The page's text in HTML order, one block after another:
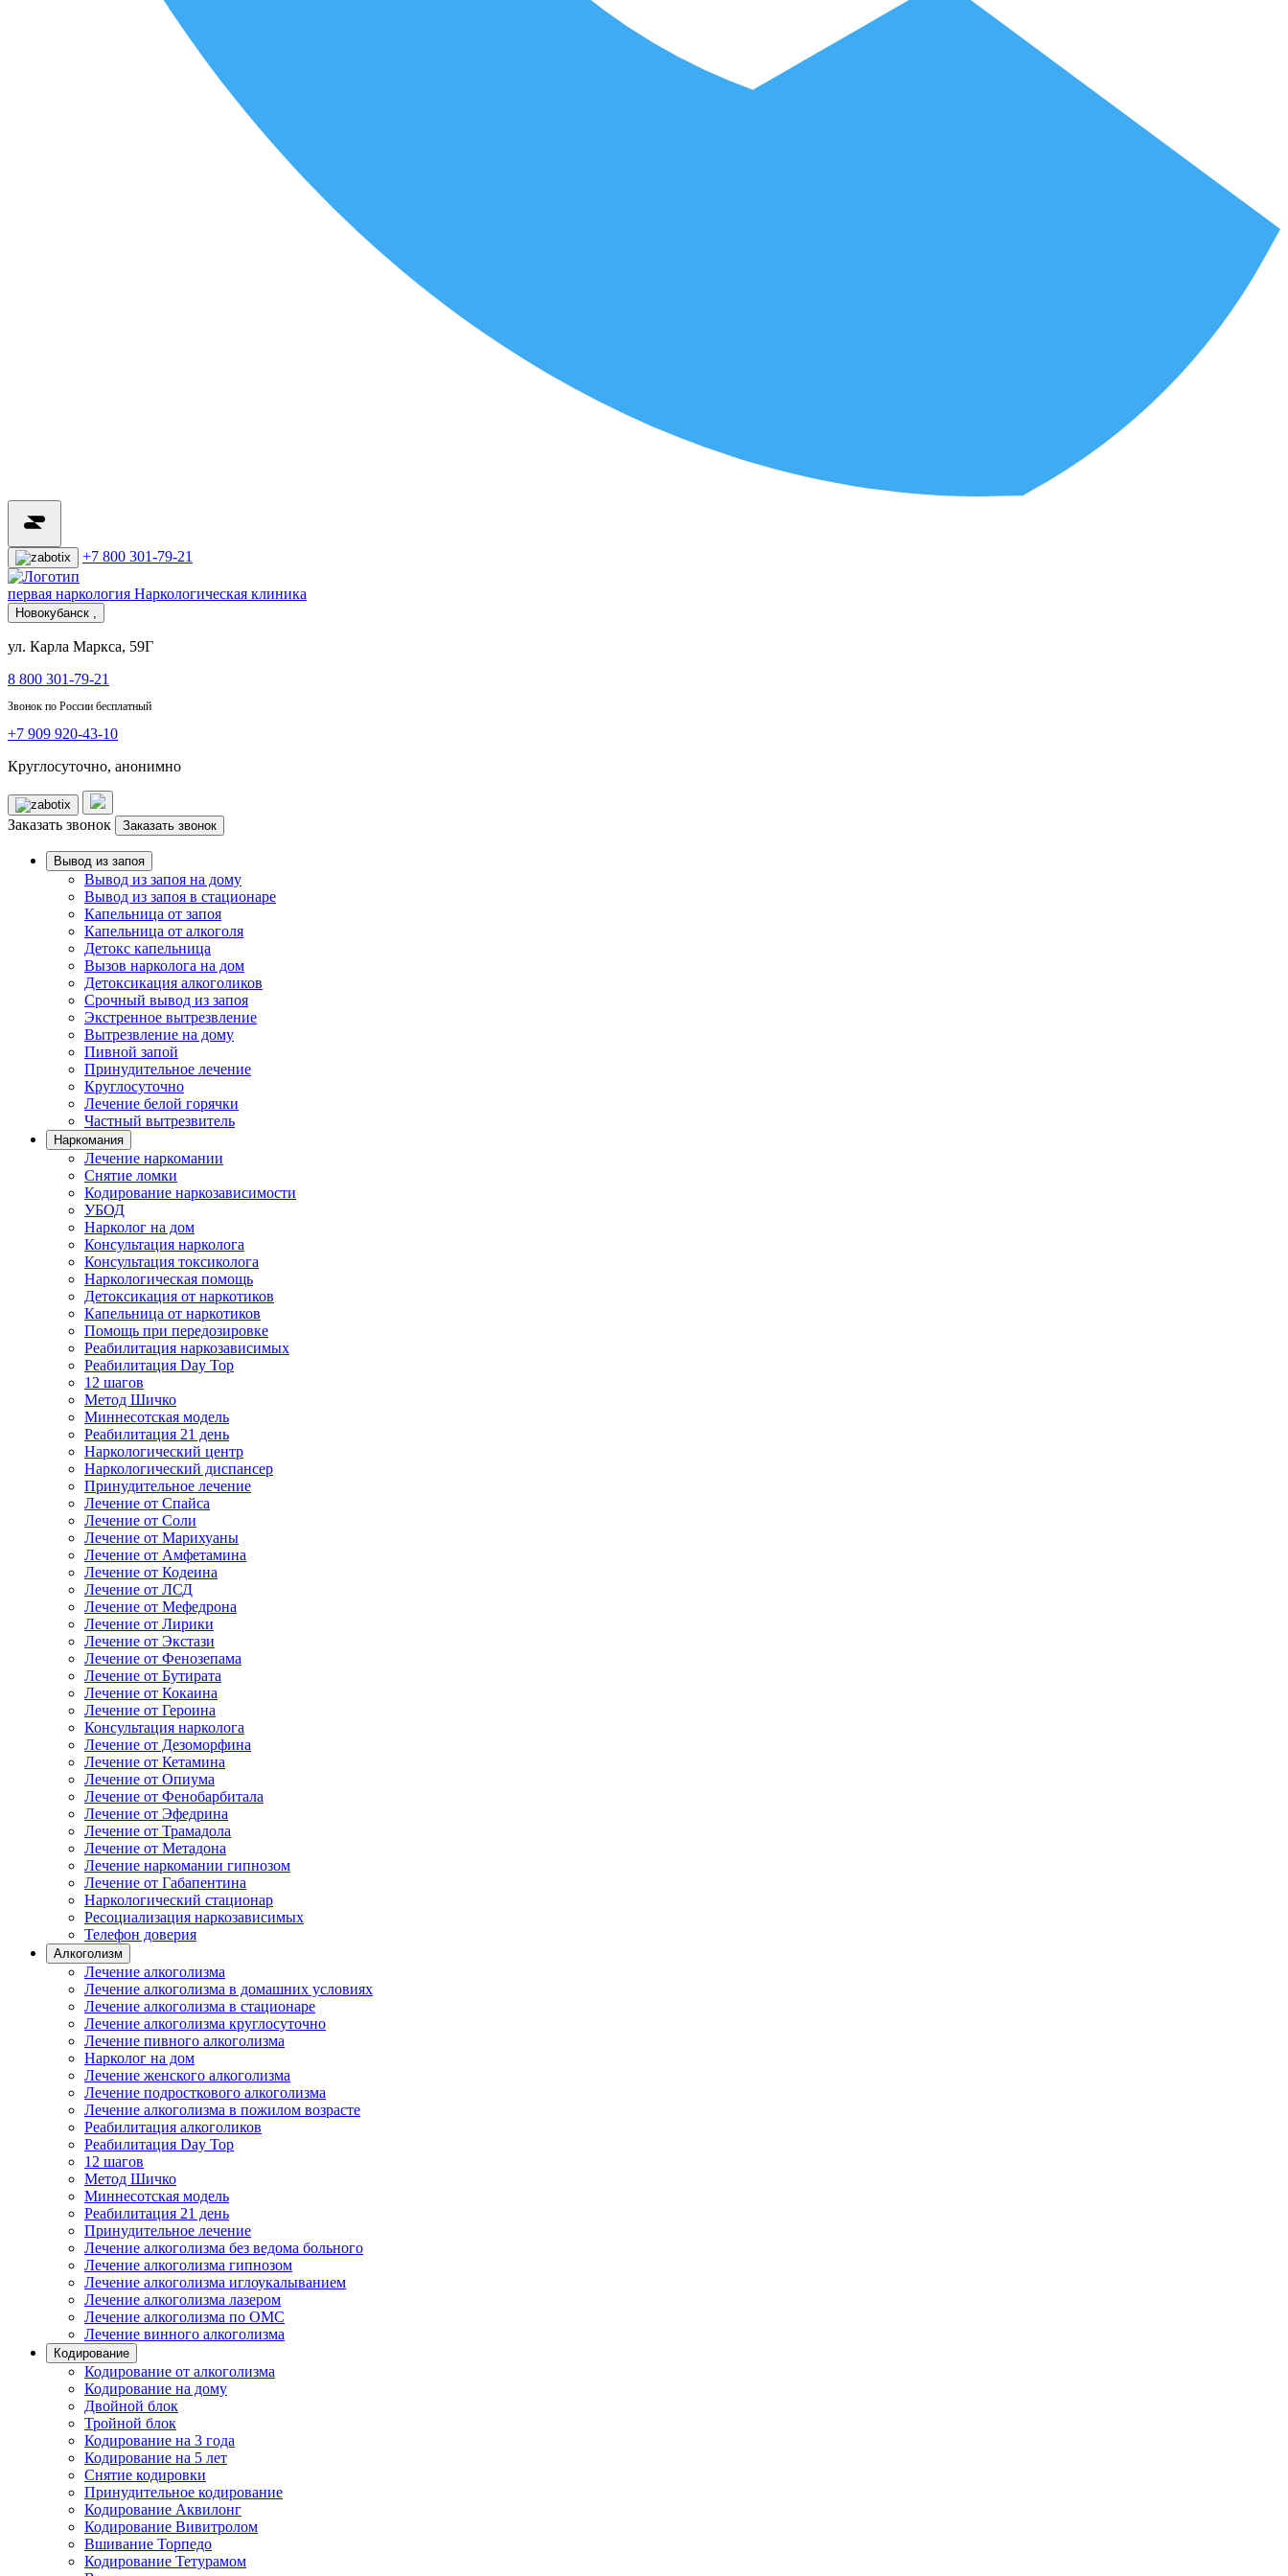
+7 800 301-79-21
первая наркология Наркологическая клиника
Новокубанск ,
ул. Карла Маркса, 59Г
8 800 301-79-21
Звонок по России бесплатный
+7 909 920-43-10
Круглосуточно, анонимно
Заказать звонок Заказать звонок
Вывод из запоя
Вывод из запоя на дому
Вывод из запоя в стационаре
Капельница от запоя
Капельница от алкоголя
Детокс капельница
Вызов нарколога на дом
Детоксикация алкоголиков
Срочный вывод из запоя
Экстренное вытрезвление
Вытрезвление на дому
Пивной запой
Принудительное лечение
Круглосуточно
Лечение белой горячки
Частный вытрезвитель
Наркомания
Лечение наркомании
Снятие ломки
Кодирование наркозависимости
УБОД
Нарколог на дом
Консультация нарколога
Консультация токсиколога
Наркологическая помощь
Детоксикация от наркотиков
Капельница от наркотиков
Помощь при передозировке
Реабилитация наркозависимых
Реабилитация Day Top
12 шагов
Метод Шичко
Миннесотская модель
Реабилитация 21 день
Наркологический центр
Наркологический диспансер
Принудительное лечение
Лечение от Спайса
Лечение от Соли
Лечение от Марихуаны
Лечение от Амфетамина
Лечение от Кодеина
Лечение от ЛСД
Лечение от Мефедрона
Лечение от Лирики
Лечение от Экстази
Лечение от Фенозепама
Лечение от Бутирата
Лечение от Кокаина
Лечение от Героина
Консультация нарколога
Лечение от Дезоморфина
Лечение от Кетамина
Лечение от Опиума
Лечение от Фенобарбитала
Лечение от Эфедрина
Лечение от Трамадола
Лечение от Метадона
Лечение наркомании гипнозом
Лечение от Габапентина
Наркологический стационар
Ресоциализация наркозависимых
Телефон доверия
Алкоголизм
Лечение алкоголизма
Лечение алкоголизма в домашних условиях
Лечение алкоголизма в стационаре
Лечение алкоголизма круглосуточно
Лечение пивного алкоголизма
Нарколог на дом
Лечение женского алкоголизма
Лечение подросткового алкоголизма
Лечение алкоголизма в пожилом возрасте
Реабилитация алкоголиков
Реабилитация Day Top
12 шагов
Метод Шичко
Миннесотская модель
Реабилитация 21 день
Принудительное лечение
Лечение алкоголизма без ведома больного
Лечение алкоголизма гипнозом
Лечение алкоголизма иглоукалыванием
Лечение алкоголизма лазером
Лечение алкоголизма по ОМС
Лечение винного алкоголизма
Кодирование
Кодирование от алкоголизма
Кодирование на дому
Двойной блок
Тройной блок
Кодирование на 3 года
Кодирование на 5 лет
Снятие кодировки
Принудительное кодирование
Кодирование Аквилонг
Кодирование Вивитролом
Вшивание Торпедо
Кодирование Тетурамом